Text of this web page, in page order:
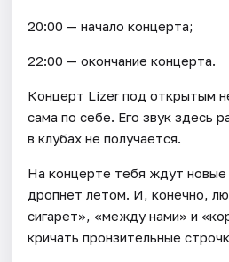
20:00 — начало концерта;
22:00 — окончание концерта.
Концерт Lizer под открытым
сама по себе. Его звук здесь
в клубах не получается.
На концерте тебя ждут
дропнет летом. И, конечно,
сигарет», «между нами» и
кричать пронзительные